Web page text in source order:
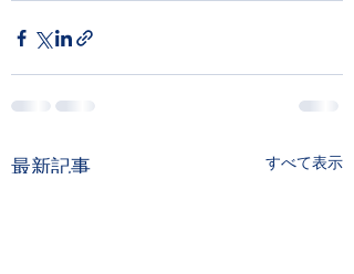
最新記事 すべて表示